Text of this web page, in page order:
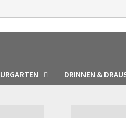
DRINNEN &